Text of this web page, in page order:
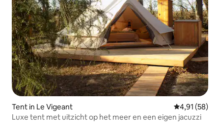
Tent in Le Vigeant Gemiddelde
4,91 (58)
Luxe tent met uitzicht op het meer en een eigen jacuzzi